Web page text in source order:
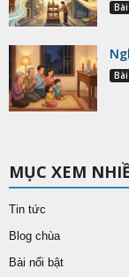
MỤC XEM
Tin tức
Blog chùa
Bài nổi bật